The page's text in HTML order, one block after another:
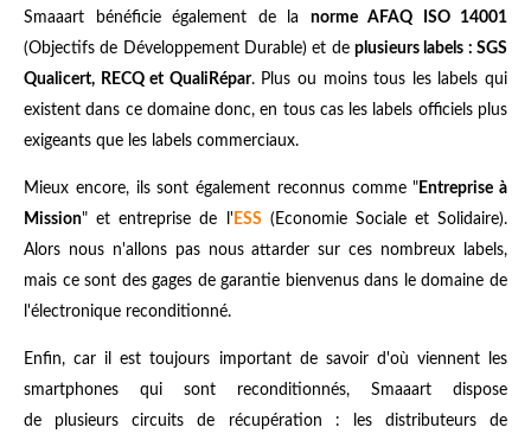
Smaaart bénéficie également de la norme AFAQ ISO 14001
(Objectifs de Développement Durable) et de plusieurs labels : SGS
Qualicert, RECQ et QualiRépar. Plus ou moins tous les labels qui
existent dans ce domaine donc, en tous cas les labels officiels plus
exigeants que les labels commerciaux.
Mieux encore, ils sont également reconnus comme " Entreprise à
Mission" et entreprise de l' ESS(Economie Sociale et Solidaire).
Alors nous n'allons pas nous attarder sur ces nombreux labels,
mais ce sont des gages de garantie bienvenus dans le domaine de
l'électronique reconditionné.
Enfin, car il est toujours important de savoir d'où viennent les
smartphones qui sont reconditionnés, Smaaart dispose
de plusieurs circuits de récupération : les distributeurs de